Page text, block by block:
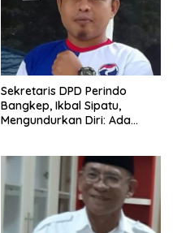
Sekretaris DPD Perindo
Bangkep, Ikbal Sipatu,
Mengundurkan Diri: Ada